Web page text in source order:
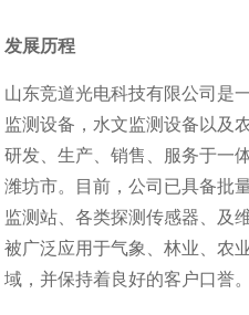
发展历程
山东竞道光电科技有限公司是
监测设备，水文监测设备以及
研发、生产、销售、服务于一
潍坊市。目前，公司已具备批
监测站、各类探测传感器、及
被广泛应用于气象、林业、农
域，并保持着良好的客户口誉。